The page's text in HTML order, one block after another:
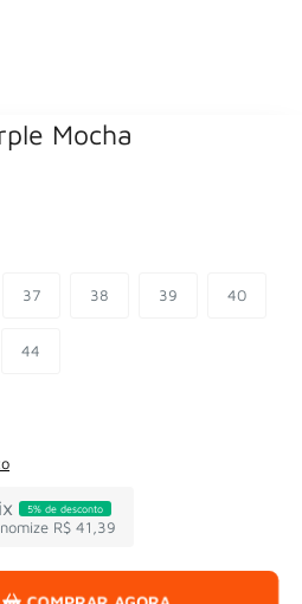
Mocha
37 38 39 40
44
5% de desconto
R$ 41,39